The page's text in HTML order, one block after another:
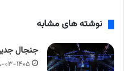
نوشته های مشابه
جنجال
۲۸-۰۳-